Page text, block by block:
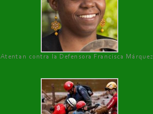
Atentan contra la Defensora Francisca Márquez